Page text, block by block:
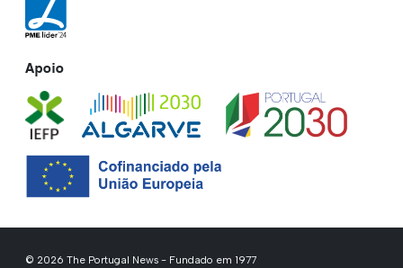
Apoio
© 2026 The Portugal News - Fundado em 1977